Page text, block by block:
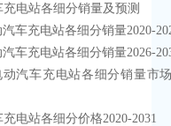
充电站各细分销量及预测
动汽车充电站各细分销量2020-
动汽车充电站各细分销量2026-
充电站各细分价格2020-2031